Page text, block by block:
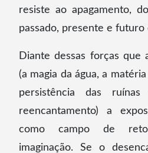
resiste ao apagamento,
passado, presente e futuro
Diante dessas forças que
(a magia da água, a
persistência das
reencantamento) a
como campo de
imaginação. Se o